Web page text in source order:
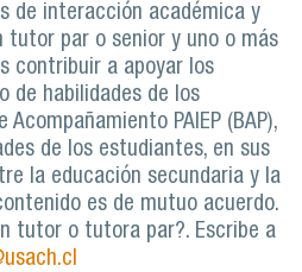
de interacción académica y
tutor par o senior y uno o más
contribuir a apoyar los
de habilidades de los
PAIEP (BAP),
de los estudiantes, en sus
la educación secundaria y la
es de mutuo acuerdo.
tutor o tutora par?. Escribe a